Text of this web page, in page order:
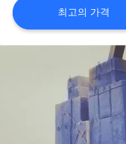
공
최고의 가격